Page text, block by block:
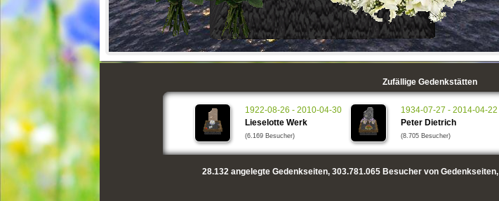
Zufällige Gedenkstätten
1922-08-26 - 2010-04-30
Lieselotte Werk
(6.169 Besucher)
1934-07-27 - 2014-04-22
Peter Dietrich
(8.705 Besucher)
28.132angelegte Gedenkseiten, 303.781.065Besucher von Gedenkseiten,